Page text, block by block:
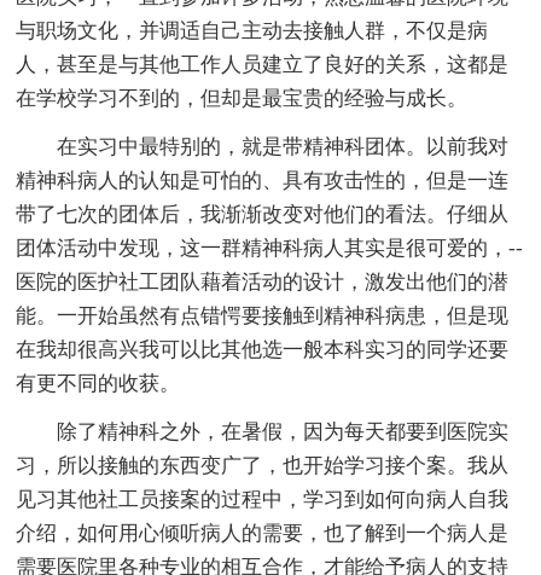
与职场文化，并调适自己主动去接触人群，不仅是病
人，甚至是与其他工作人员建立了良好的关系，这都是
在学校学习不到的，但却是最宝贵的经验与成长。
在实习中最特别的，就是带精神科团体。以前我对
精神科病人的认知是可怕的、具有攻击性的，但是一连
带了七次的团体后，我渐渐改变对他们的看法。仔细从
团体活动中发现，这一群精神科病人其实是很可爱的，--
医院的医护社工团队藉着活动的设计，激发出他们的潜
能。一开始虽然有点错愕要接触到精神科病患，但是现
在我却很高兴我可以比其他选一般本科实习的同学还要
有更不同的收获。
除了精神科之外，在暑假，因为每天都要到医院实
习，所以接触的东西变广了，也开始学习接个案。我从
见习其他社工员接案的过程中，学习到如何向病人自我
介绍，如何用心倾听病人的需要，也了解到一个病人是
需要医院里各种专业的相互合作，才能给予病人的支持